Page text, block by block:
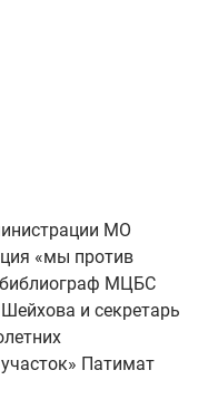
МО
«мы против
библиограф МЦБС
и секретарь
Патимат